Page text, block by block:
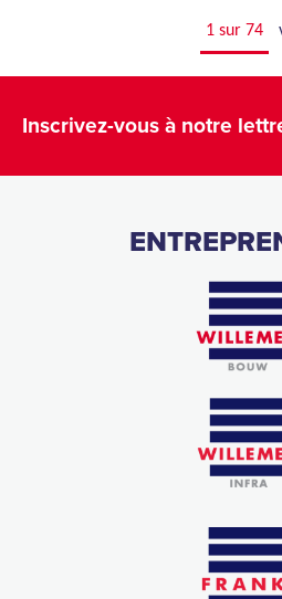
1 sur 74
Inscrivez-vous à notre